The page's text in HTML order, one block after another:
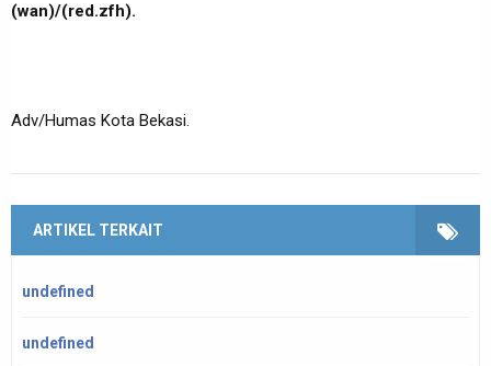
(wan)/(red.zfh).
Adv/Humas Kota Bekasi.
ARTIKEL TERKAIT
undefined
undefined